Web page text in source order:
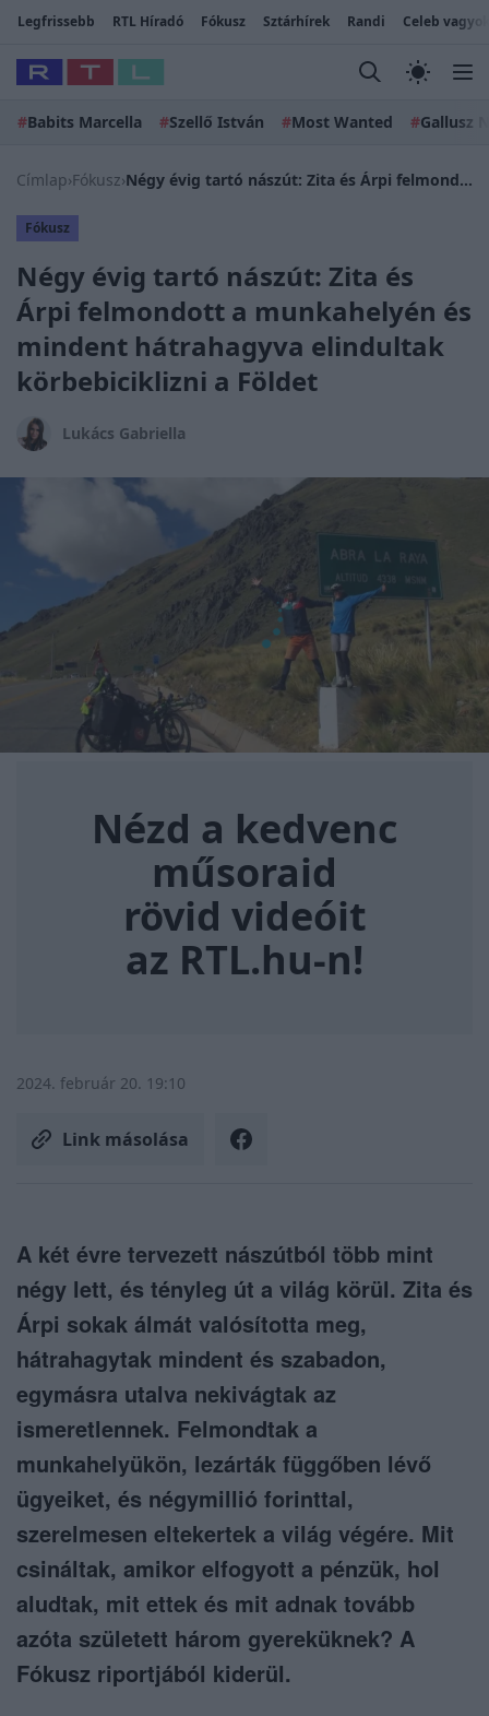
Legfrissebb RTL Híradó Fókusz Sztárhírek Randi Celeb
#Babits Marcella #Szellő István #Most Wanted #Gallusz
Címlap›Fókusz› Négy évig tartó nászút: Zita és Árpi felmondott a munkahelyén és mindent hátrahagyva elindultak körbebiciklizni a Földet
Fókusz
Négy évig tartó nászút: Zita és
Árpi felmondott a munkahelyén és
mindent hátrahagyva elindultak
körbebiciklizni a Földet
Lukács Gabriella
Nézd a kedvenc
műsoraid
rövid videóit
az RTL.hu-n!
2024. február 20. 19:10
Link másolása
A két évre tervezett nászútból több mint
négy lett, és tényleg út a világ körül. Zita és
Árpi sokak álmát valósította meg,
hátrahagytak mindent és szabadon,
egymásra utalva nekivágtak az
ismeretlennek. Felmondtak a
munkahelyükön, lezárták függőben lévő
ügyeiket, és négymillió forinttal,
szerelmesen eltekertek a világ végére. Mit
csináltak, amikor elfogyott a pénzük, hol
aludtak, mit ettek és mit adnak tovább
azóta született három gyereküknek? A
Fókusz riportjából kiderül.